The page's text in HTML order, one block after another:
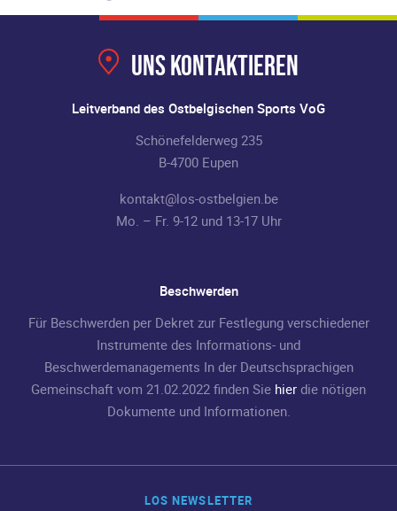
LOS NEWSLETTER
Uns kontaktieren
Leitverband des Ostbelgischen Sports VoG
Schönefelderweg 235
B-4700 Eupen
kontakt@los-ostbelgien.be
Mo. – Fr. 9-12 und 13-17 Uhr
Beschwerden
Für Beschwerden per Dekret zur Festlegung verschiedener
Instrumente des Informations- und
Beschwerdemanagements In der Deutschsprachigen
Gemeinschaft vom 21.02.2022 finden Sie hier die nötigen
Dokumente und Informationen.